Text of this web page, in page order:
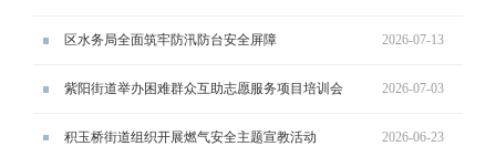
区水务局全面筑牢防汛防台安全屏障 2026-07-13
紫阳街道举办困难群众互助志愿服务项目培训会 2026-07-03
积玉桥街道组织开展燃气安全主题宣教活动 2026-06-23